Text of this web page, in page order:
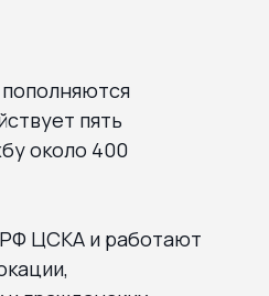
пять
около 400
ЦСКА и работают